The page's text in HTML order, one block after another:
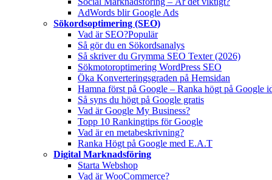
AdWords blir Google Ads
Sökordsoptimering (SEO)
Vad är SEO?Populär
Så gör du en Sökordsanalys
Så skriver du Grymma SEO Texter (2026)
Sökmotoroptimering WordPress SEO
Öka Konverteringsgraden på Hemsidan
Hamna först på Google – Ranka högt på Google
Så syns du högt på Google gratis
Vad är Google My Business?
Topp 10 Rankingtips för Google
Vad är en metabeskrivning?
Ranka Högt på Google med E.A.T
Digital Marknadsföring
Starta Webshop
Vad är WooCommerce?